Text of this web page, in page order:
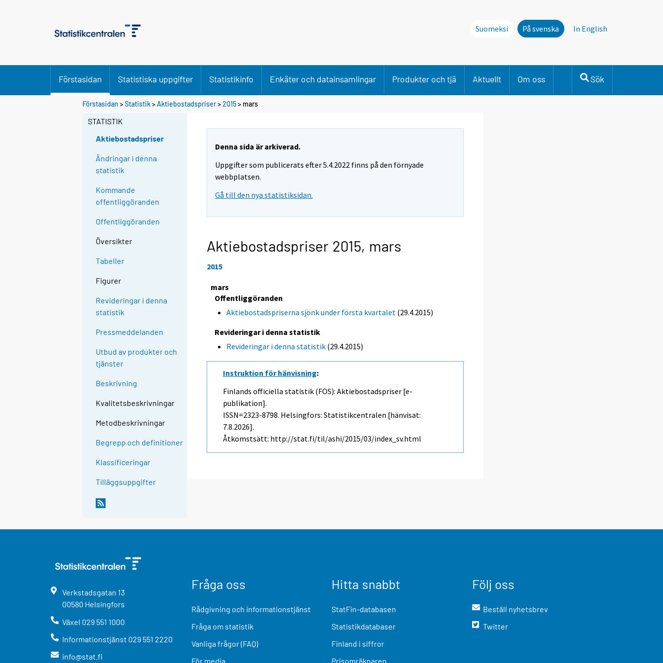
Suomeksi På svenska In English
Förstasidan Statistiska uppgifter Statistikinfo Enkäter och datainsamlingar Produkter och tjä Aktuellt Om oss Sök
Förstasidan >Statistik>Aktiebostadspriser>2015> mars
STATISTIK
Aktiebostadspriser
Ändringar i denna
statistik
Kommande
offentliggöranden
Offentliggöranden
Översikter
Tabeller
Figurer
Revideringar i denna
statistik
Pressmeddelanden
Utbud av produkter och
tjänster
Beskrivning
Kvalitetsbeskrivningar
Metodbeskrivningar
Begrepp och definitioner
Klassificeringar
Tilläggsuppgifter
Denna sida är arkiverad.
Uppgifter som publicerats efter 5.4.2022 finns på den förnyade
webbplatsen.
Gå till den nya statistiksidan.
Aktiebostadspriser 2015, mars
2015
mars
Offentliggöranden
Aktiebostadspriserna sjönk under första kvartalet (29.4.2015)
Revideringar i denna statistik
Revideringar i denna statistik (29.4.2015)
Instruktion för hänvisning:
Finlands officiella statistik (FOS): Aktiebostadspriser [e-
publikation].
ISSN=2323-8798. Helsingfors: Statistikcentralen [hänvisat:
7.8.2026].
Åtkomstsätt: http://stat.fi/til/ashi/2015/03/index_sv.html
Verkstadsgatan 13
00580 Helsingfors
Växel 029 551 1000
Informationstjänst 029 551 2220
info@stat.fi
Fråga oss
Rådgivning och informationstjänst
Fråga om statistik
Vanliga frågor (FAQ)
För media
Hitta snabbt
StatFin-databasen
Statistikdatabaser
Finland i siffror
Prisomräknaren
Följ oss
Beställ nyhetsbrev
Twitter